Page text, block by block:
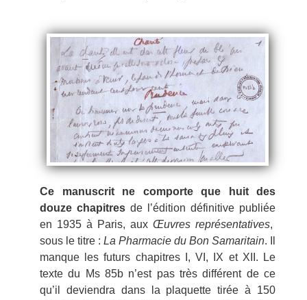
Ce manuscrit ne comporte que huit des
douze chapitres de l’édition définitive publiée
en 1935 à Paris, aux Œuvres représentatives,
sous le titre : La Pharmacie du Bon Samaritain. Il
manque les futurs chapitres I, VI, IX et XII. Le
texte du Ms 85b n’est pas très différent de ce
qu’il deviendra dans la plaquette tirée à 150